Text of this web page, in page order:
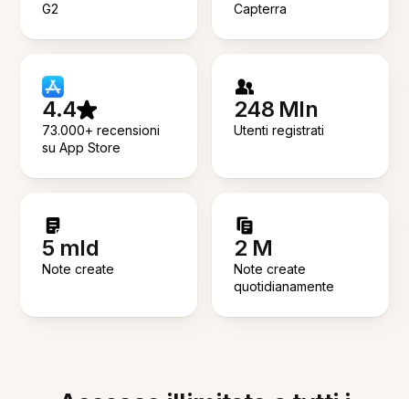
G2
Capterra
4.4
73.000+ recensioni
su App Store
248 Mln
Utenti registrati
5 mld
Note create
2 M
Note create
quotidianamente